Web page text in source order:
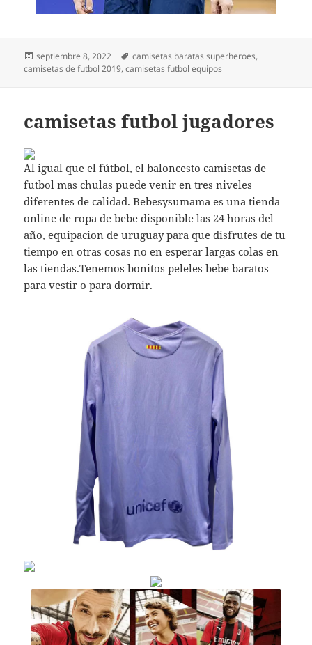
Publicado
el
septiembre 8, 2022 Etiquetas
camisetas baratas superheroes,
camisetas de futbol 2019,camisetas futbol equipos
camisetas futbol jugadores
Al igual que el fútbol, el baloncesto camisetas de
futbol mas chulas puede venir en tres niveles
diferentes de calidad. Bebesysumama es una tienda
online de ropa de bebe disponible las 24 horas del
año,equipacion de uruguaypara que disfrutes de tu
tiempo en otras cosas no en esperar largas colas en
las tiendas.Tenemos bonitos peleles bebe baratos
para vestir o para dormir.